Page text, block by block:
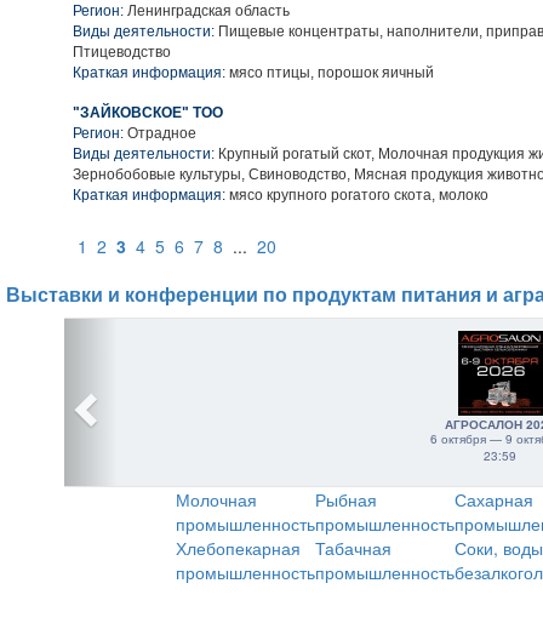
Регион: Ленинградская область
Виды деятельности: Пищевые концентраты, наполнители,
Птицеводство
Краткая информация: мясо птицы, порошок яичный
"ЗАЙКОВСКОЕ" ТОО
Регион: Отрадное
Виды деятельности: Крупный рогатый скот, Молочная продукция
Зернобобовые культуры, Свиноводство, Мясная продукция
Краткая информация: мясо крупного рогатого скота, молоко
1 2 3 4 5 6 7 8 ... 20
Выставки и конференции по продуктам питания и
АГРОСАЛОН
6 октября — 9
23:59
Молочная
промышленность
Рыбная
промышленность
Сахарная
Хлебопекарная
промышленность
Табачная
промышленность
Соки,